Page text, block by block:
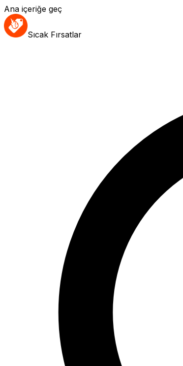
Ana içeriğe geç
Sıcak Fırsatlar